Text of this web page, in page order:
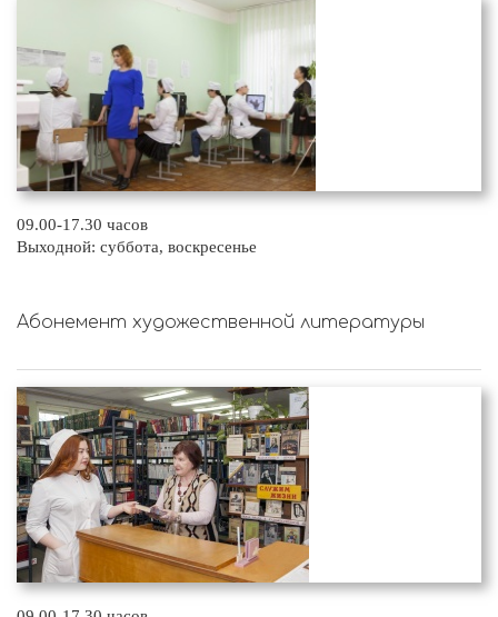
09.00-17.30 часов
Выходной: суббота, воскресенье
Абонемент художественной литературы